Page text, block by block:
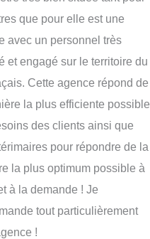
que pour elle est une
avec un personnel très
et engagé sur le territoire du
Cette agence répond de
la plus efficiente possible
des clients ainsi que
pour répondre de la
la plus optimum possible à
à la demande ! Je
tout particulièrement
!